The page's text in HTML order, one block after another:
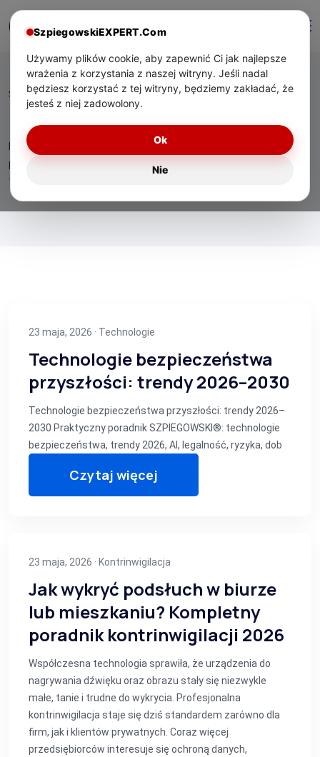
Start/ Miesiąc:maj 2026
Miesiąc:maj 2026
Eksperckie materiały o technologiach bezpieczeństwa,
praktycznym zastosowaniu urządzeń oraz wsparciu
technicznym dla użytkowników w Polsce.
23 maja, 2026 · Technologie
Technologie bezpieczeństwa
przyszłości: trendy 2026–2030
Technologie bezpieczeństwa przyszłości: trendy 2026–
2030 Praktyczny poradnik SZPIEGOWSKI®: technologie
bezpieczeństwa, trendy 2026, AI, legalność, ryzyka, dob
Czytaj więcej
23 maja, 2026 · Kontrinwigilacja
Jak wykryć podsłuch w biurze
lub mieszkaniu? Kompletny
poradnik kontrinwigilacji 2026
Współczesna technologia sprawiła, że urządzenia do
nagrywania dźwięku oraz obrazu stały się niezwykle
małe, tanie i trudne do wykrycia. Profesjonalna
kontrinwigilacja staje się dziś standardem zarówno dla
firm, jak i klientów prywatnych. Coraz więcej
przedsiębiorców interesuje się ochroną danych,
SzpiegowskiEXPERT.Com
Używamy plików cookie, aby zapewnić Ci jak najlepsze
wrażenia z korzystania z naszej witryny. Jeśli nadal
będziesz korzystać z tej witryny, będziemy zakładać, że
jesteś z niej zadowolony.
Nie
Ok